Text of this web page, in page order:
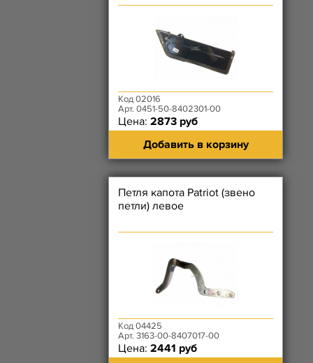
Код 02016
Арт. 0451-50-8402301-00
Цена: 2873 руб
Добавить в корзину
Петля капота Patriot (звено
петли) левое
Код 04425
Арт. 3163-00-8407017-00
Цена: 2441 руб